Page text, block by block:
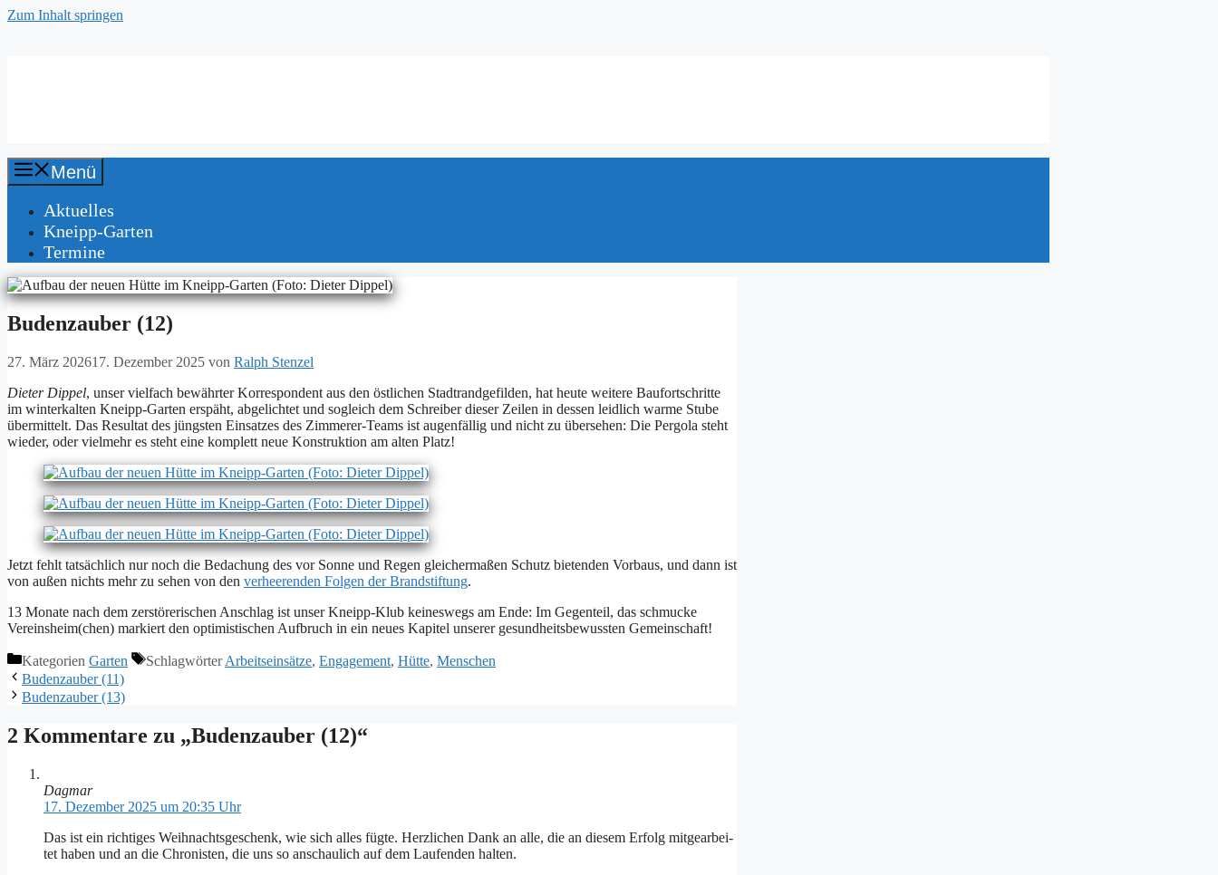
Zum Inhalt springen
Menü
Aktuelles
Kneipp-Garten
Termine
Budenzauber (12)
27. März 202617. Dezember 2025 von Ralph Stenzel
Die­ter Dippel, un­ser viel­fach be­währ­ter Kor­re­spon­dent aus den öst­li­chen Stadt­rand­ge­fil­den, hat heu­te wei­te­re Bau­fort­schrit­te
im win­ter­kal­ten Kneipp-Gar­ten er­späht, ab­ge­lich­tet und so­gleich dem Schrei­ber die­ser Zei­len in des­sen leid­lich war­me Stu­be
über­mit­telt. Das Re­sul­tat des jüngs­ten Ein­sat­zes des Zim­me­rer-Teams ist au­gen­fäl­lig und nicht zu über­se­hen: Die Per­go­la steht
wie­der, oder viel­mehr es steht ei­ne kom­plett neue Kon­struk­ti­on am al­ten Platz!
Jetzt fehlt tat­säch­lich nur noch die Be­da­chung des vor Son­ne und Re­gen glei­cher­ma­ßen Schutz bie­ten­den Vor­baus, und dann ist
von au­ßen nichts mehr zu se­hen von den ver­hee­ren­den Fol­gen der Brand­stif­tung.
13 Mo­na­te nach dem zer­stö­re­ri­schen An­schlag ist un­ser Kneipp-Klub kei­nes­wegs am En­de: Im Ge­gen­teil, das schmu­cke
Vereinsheim(chen) mar­kiert den op­ti­mis­ti­schen Auf­bruch in ein neu­es Ka­pi­tel un­se­rer ge­sund­heits­be­wuss­ten Ge­mein­schaft!
Kategorien Garten SchlagwörterArbeitseinsätze, Engagement, Hütte, Menschen
Budenzauber (11)
Budenzauber (13)
2 Kommentare zu „Budenzauber (12)“
Dagmar
17. Dezember 2025 um 20:35 Uhr
Das ist ein rich­ti­ges Weih­nachts­ge­schenk, wie sich al­les füg­te. Herz­li­chen Dank an al­le, die an die­sem Er­folg mit­ge­ar­bei­
tet ha­ben und an die Chro­nis­ten, die uns so an­schau­lich auf dem Lau­fen­den hal­ten.